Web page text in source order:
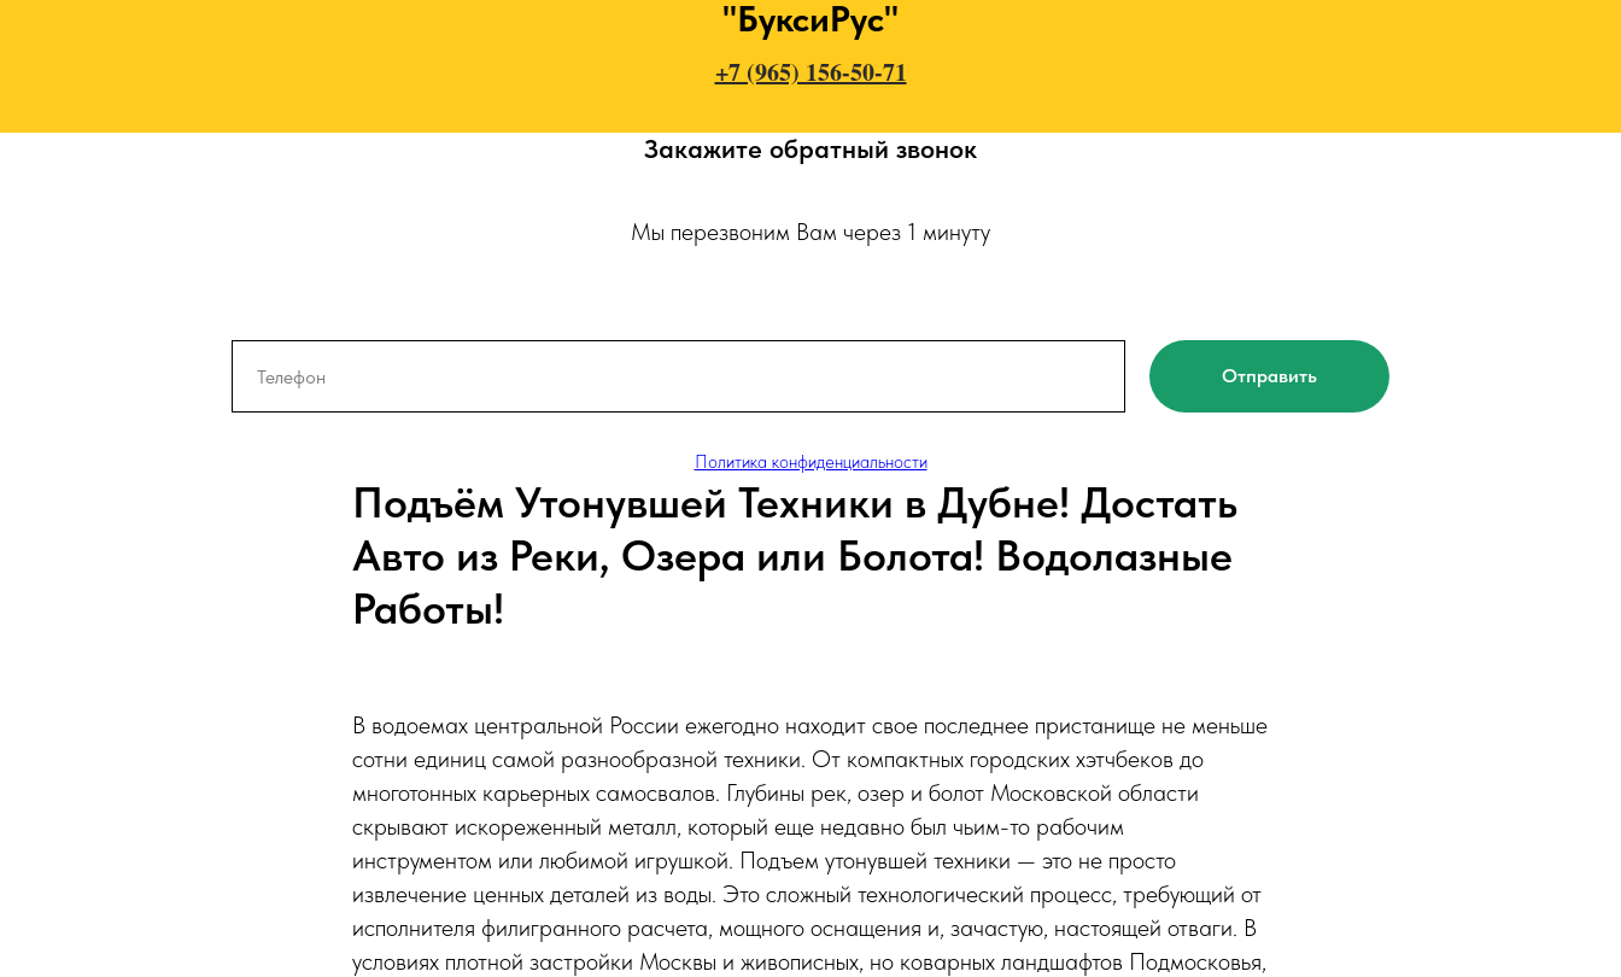
"БуксиРус"
+7 (965) 156-50-71
Закажите обратный звонок
Мы перезвоним Вам через 1 минуту
Отправить
Политика конфиденциальности
Подъём Утонувшей Техники в Дубне! Достать
Авто из Реки, Озера или Болота! Водолазные
Работы!
В водоемах центральной России ежегодно находит свое последнее пристанище не меньше
сотни единиц самой разнообразной техники. От компактных городских хэтчбеков до
многотонных карьерных самосвалов. Глубины рек, озер и болот Московской области
скрывают искореженный металл, который еще недавно был чьим-то рабочим
инструментом или любимой игрушкой. Подъем утонувшей техники — это не просто
извлечение ценных деталей из воды. Это сложный технологический процесс, требующий от
исполнителя филигранного расчета, мощного оснащения и, зачастую, настоящей отваги. В
условиях плотной застройки Москвы и живописных, но коварных ландшафтов Подмосковья,